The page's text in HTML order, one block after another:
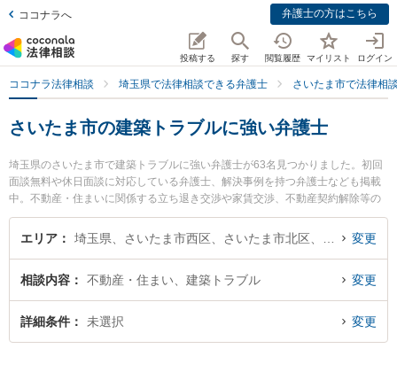
ココナラへ 弁護士の方はこちら
投稿する 探す 閲覧履歴 マイリスト ログイン
ココナラ法律相談 埼玉県で法律相談できる弁護士 さいたま市で法律相
さいたま市の建築トラブルに強い弁護士
埼玉県のさいたま市で建築トラブルに強い弁護士が63名見つかりました。初回
面談無料や休日面談に対応している弁護士、解決事例を持つ弁護士なども掲載
中。不動産・住まいに関係する立ち退き交渉や家賃交渉、不動産契約解除等の
細かな分野での絞り込み検索もでき便利です。特に弁護士法人KTG 浦和法律事
務所の本多 将大弁護士や大野角谷法律事務所の角谷 史織弁護士、ハレグラス法
を今すぐに弁護士に相談したい』『建築トラブルのトラブル解決の実績豊富な
近くの弁護士を検索したい』『初回相談無料で建築トラブルを法律相談できる
さいたま市内の弁護士に相談予約したい』などでお困りの相談者さんにおすす
エリア 変更
相談内容 不動産・住まい、建築トラブル 変更
詳細条件 未選択 変更